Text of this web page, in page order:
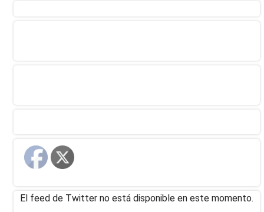
El feed de Twitter no está disponible en este momento.